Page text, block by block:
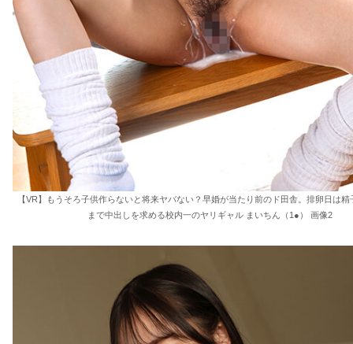
【VR】もうそろ子供作らないと将来ヤバない？早婚が当たり前のド田舎。排卵日は精
まで中出しを求める校内一のヤリギャル まいちん（1●） 画像2